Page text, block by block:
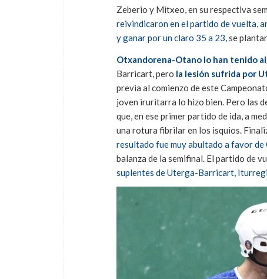
Zeberio y Mitxeo, en su respectiva
reivindicaron en el partido de vuelta,
y ganar por un claro 35 a 23,se
Otxandorena-Otano lo han tenido
Barricart, pero la lesión sufrida por
previa al comienzo de este
joven iruritarra lo hizo bien. Pero las
que, en ese primer partido de ida, a
una rotura fibrilar en los isquios.
resultado fue muy abultado a favor
balanza de la semifinal. El partido de
suplentes de Uterga-Barricart,